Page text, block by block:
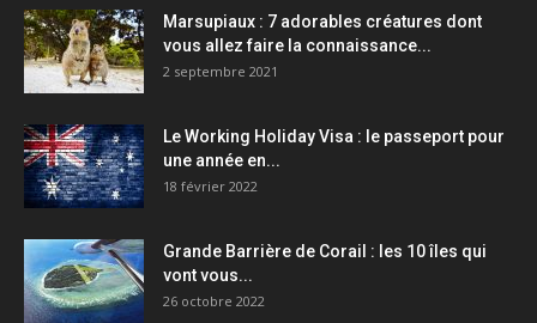
Marsupiaux : 7 adorables créatures dont
vous allez faire la connaissance...
2 septembre 2021
Le Working Holiday Visa : le passeport pour
une année en...
18 février 2022
Grande Barrière de Corail : les 10 îles qui
vont vous...
26 octobre 2022